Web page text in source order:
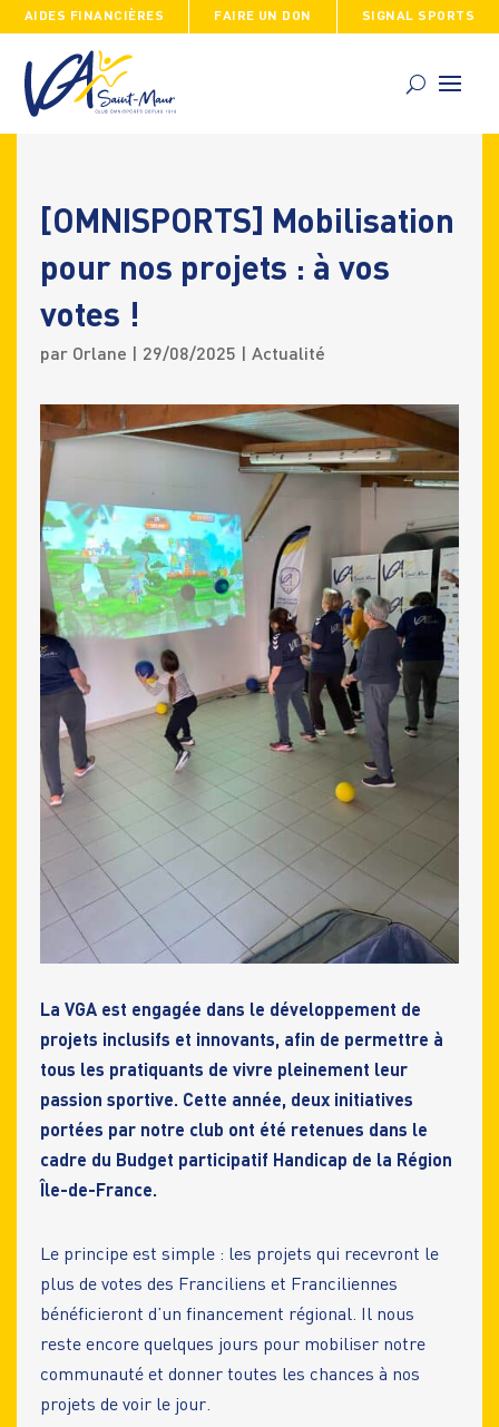
AIDES FINANCIÈRES FAIRE UN DON SIGNAL SPORTS
[OMNISPORTS] Mobilisation
pour nos projets : à vos
votes !
par Orlane 29/08/2025 Actualité
La VGA est engagée dans le développement de
projets inclusifs et innovants, afin de permettre à
tous les pratiquants de vivre pleinement leur
passion sportive. Cette année, deux initiatives
portées par notre club ont été retenues dans le
cadre du Budget participatif Handicap de la Région
Île-de-France.
Le principe est simple : les projets qui recevront le
plus de votes des Franciliens et Franciliennes
bénéficieront d’un financement régional. Il nous
reste encore quelques jours pour mobiliser notre
communauté et donner toutes les chances à nos
projets de voir le jour.